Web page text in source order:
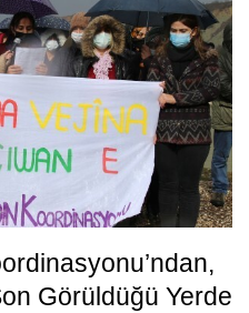
Görüldüğü Yerde